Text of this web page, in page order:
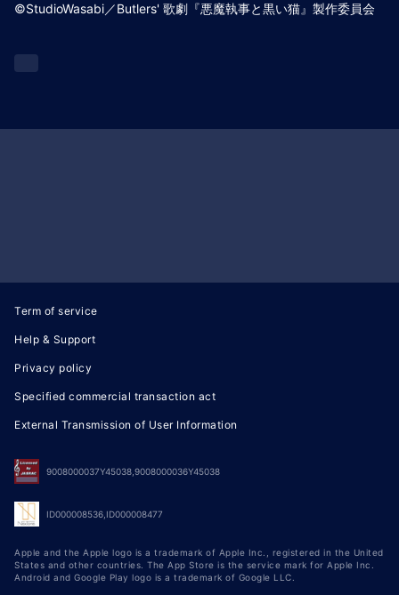
©StudioWasabi／Butlers' 歌劇『悪魔執事と黒い猫』製作委員会
Term of service
Help & Support
Privacy policy
Specified commercial transaction act
External Transmission of User Information
9008000037Y45038,9008000036Y45038
ID000008536,ID000008477
Apple and the Apple logo is a trademark of Apple Inc., registered in the United
States and other countries. The App Store is the service mark for Apple Inc.
Android and Google Play logo is a trademark of Google LLC.